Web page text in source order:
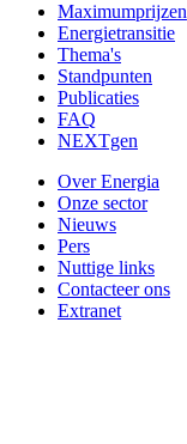
Maximumprijzen
Energietransitie
Thema's
Standpunten
Publicaties
FAQ
NEXTgen
Over Energia
Onze sector
Nieuws
Pers
Nuttige links
Contacteer ons
Extranet